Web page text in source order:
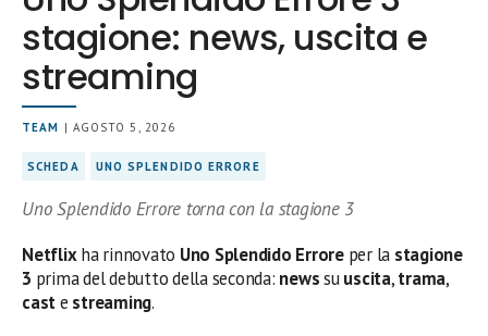
stagione: news, uscita e
streaming
TEAM | AGOSTO 5, 2026
SCHEDA UNO SPLENDIDO ERRORE
Uno Splendido Errore torna con la stagione 3
Netflixha rinnovato Uno Splendido Erroreper la stagione
3 prima del debutto della seconda: newssuuscita,trama,
caste streaming.